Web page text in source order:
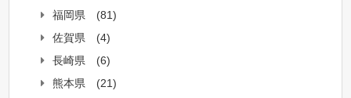
福岡県
(81)
佐賀県
(4)
長崎県
(6)
熊本県
(21)